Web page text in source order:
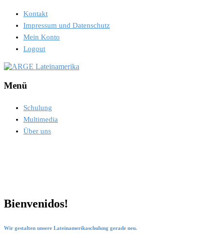
Kontakt
Impressum und Datenschutz
Mein Konto
Logout
Menü
Schulung
Multimedia
Über uns
Bienvenidos!
Wir gestalten unsere Lateinamerikaschulung gerade neu.